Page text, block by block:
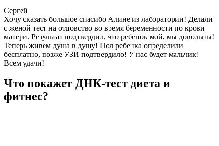
Сергей
Хочу сказать большое спасибо Алине из лаборатории! Делали
с женой тест на отцовство во время беременности по крови
матери. Результат подтвердил, что ребенок мой, мы довольны!
Теперь живем душа в душу! Пол ребенка определили
бесплатно, позже УЗИ подтвердило! У нас будет мальчик!
Всем удачи!
Что покажет ДНК-тест диета и
фитнес?